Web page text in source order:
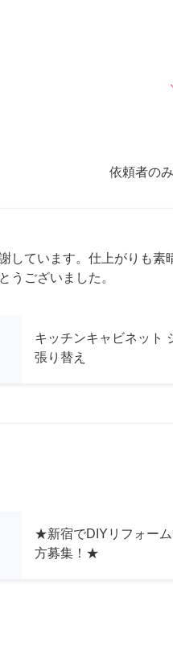
依頼者の
しています。仕上がりも素
うございました。
キッチンキャビネット
張り替え
★新宿でDIYリフォーム
方募集！★